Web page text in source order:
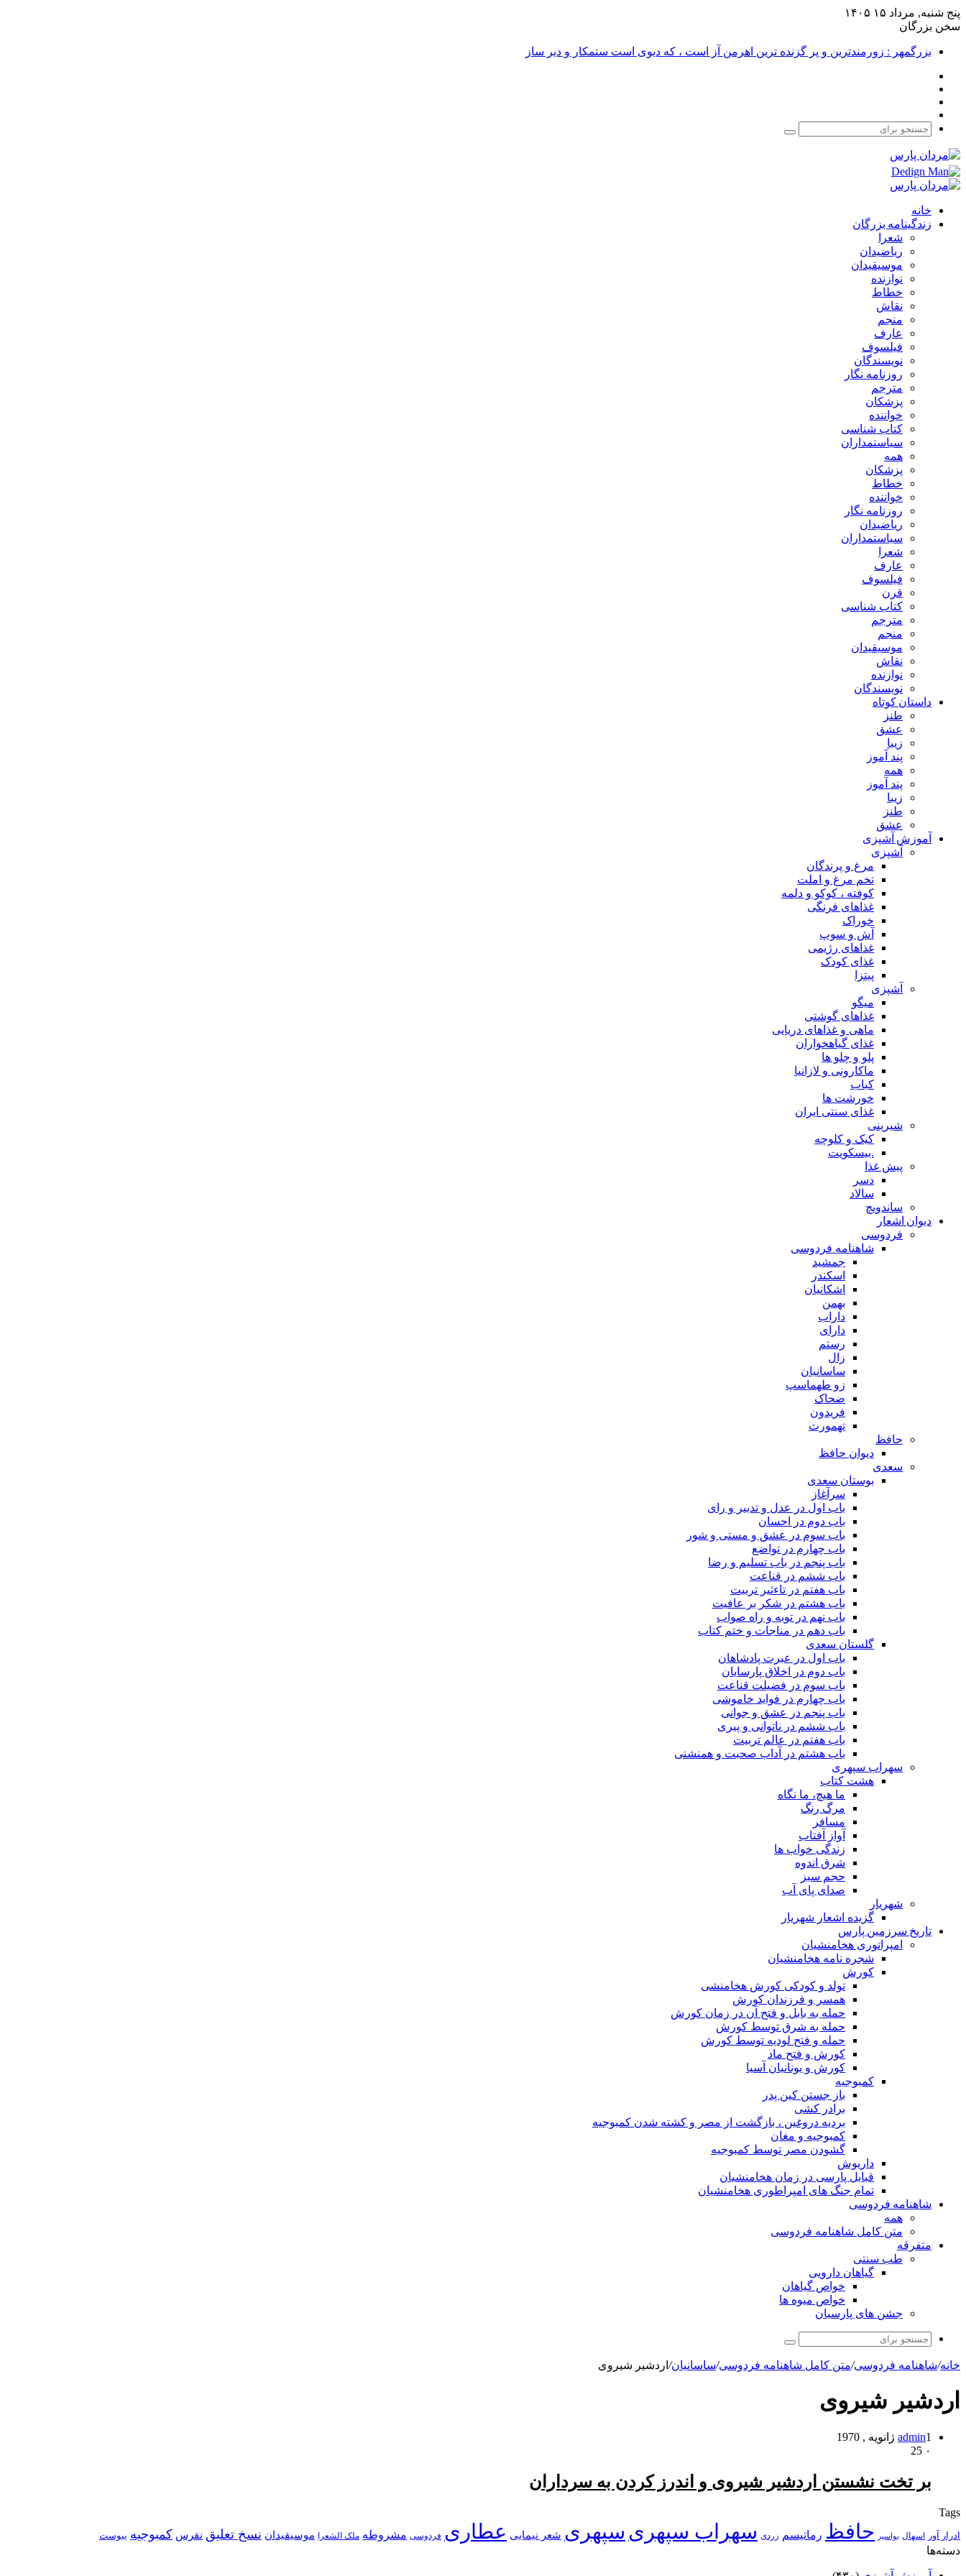
پنج شنبه, مرداد ۱۵ ۱۴۰۵
سخن بزرگان
بزرگمهر : زورمندترین و پر گزنده ترین اهرمن آز است ، که دیوی است ستمکار و دیر ساز
جستجو
خانه
زندگینامه بزرگان
شعرا
ریاضیدان
موسیقیدان
نوازنده
خطاط
نقاش
منجم
عارف
فیلسوف
نویسندگان
روزنامه نگار
مترجم
پزشکان
خواننده
کتاب شناسی
سیاستمداران
همه
پزشکان
خطاط
خواننده
روزنامه نگار
ریاضیدان
سیاستمداران
شعرا
عارف
فیلسوف
قرن
کتاب شناسی
مترجم
منجم
موسیقیدان
نقاش
نوازنده
نویسندگان
داستان کوتاه
طنز
عشق
زیبا
پند آموز
همه
پند آموز
زیبا
طنز
عشق
آموزش آشپزی
آشپزی
مرغ و پرندگان
تخم مرغ و املت
کوفته ، کوکو و دلمه
غذاهای فرنگی
خوراک
آش و سوپ
غذاهای رژیمی
غذای کودک
پیتزا
آشپزی
میگو
غذاهای گوشتی
ماهی و غذاهای دریایی
غذای گیاهخواران
پلو و چلو ها
ماکارونی و لازانیا
کباب
خورشت ها
غذای سنتی ایران
شیرینی
کیک و کلوچه
.بیسکویت
پیش غذا
دسر
سالاد
ساندویچ
دیوان اشعار
فردوسی
شاهنامه فردوسی
جمشید
اسکندر
اشکانیان
بهمن
داراب
دارای
رستم
زال
ساسانیان
زو طهماسپ‏
ضحاک
فریدون
تهمورث
حافظ
دیوان حافظ
سعدی
بوستان سعدی
سرآغاز
باب اول در عدل و تدبیر و رای
باب دوم در احسان
باب سوم در عشق و مستی و شور
باب چهارم در تواضع
باب پنجم در باب تسلیم و رضا
باب ششم در قناعت
باب هفتم در تاءثیر تربیت
باب هشتم در شکر بر عافیت
باب نهم در توبه و راه صواب
باب دهم در مناجات و ختم کتاب
گلستان سعدی
باب اول در عبرت پادشاهان
باب دوم در اخلاق پارسایان
باب سوم در فضیلت قناعت
باب چهارم در فواید خاموشى
باب پنجم در عشق و جوانى
باب ششم در ناتوانى و پیرى
باب هفتم در عالم تربیت
باب هشتم در آداب صحبت و همنشنى
سهراب سپهری
هشت کتاب
ما هیچ، ما نگاه
مرگ رنگ
مسافر
آواز آفتاب
زندگی خواب ها
شرق اندوه
حجم سبز
صدای پای آب
شهریار
گزیده اشعار شهریار
تاریخ سرزمین پارس
امپراتوری هخامنشیان
شجره نامه هخامنشیان
کورش
تولد و کودکی کورش هخامنشی
همسر و فرزندان کورش
حمله به بابل و فتح آن در زمان کورش
حمله به شرق توسط کورش
حمله و فتح لودیه توسط کورش
کورش و فتح ماد
کورش و یونانیان آسیا
کمبوجیه
باز جستن کین پدر
برادر کشی
بردیه دروغین ، بازگشت از مصر و کشته شدن کمبوجیه
کمبوجیه و مغان
گشودن مصر توسط کمبوجیه
داریوش
قبایل پارسی در زمان هخامنشیان
تمام جنگ های امپراطوری هخامنشیان
شاهنامه فردوسی
همه
متن کامل شاهنامه فردوسی
متفرقه
طب سنتی
گیاهان دارویی
خواص گیاهان
خواص میوه ها
جشن های پارسیان
جستجو
برای
خانه/شاهنامه فردوسی/متن کامل شاهنامه فردوسی/ساسانیان/ اردشیر شیروی
اردشیر شیروی
admin1 ژانویه , 1970
۰
بر تخت نشستن اردشیر شیروى و اندرز کردن به سرداران
Tags
ادرار آور اسهال بواسیر حافظ رماتیسم زردی سهراب سپهری سپهری شعر نیمایی عطاری فردوسی مشروطه ملک الشعرا موسیقیدان نسخ تعلیق نقرس کمبوجیه یبوست
دسته‌ها